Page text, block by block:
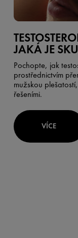
JAKÁ JE
Pochopte, jak
prostřednictvím
mužskou
řešeními.
VÍCE